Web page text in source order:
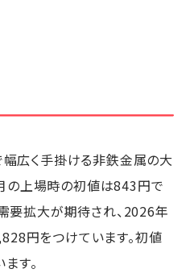
広く手掛ける非鉄金属の大
の上場時の初値は843円で
要拡大が期待され、2026年
円をつけています。初値
す。